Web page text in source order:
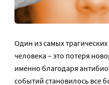
Один из самых
человека – это потеря
именно благодаря
событий становилось все